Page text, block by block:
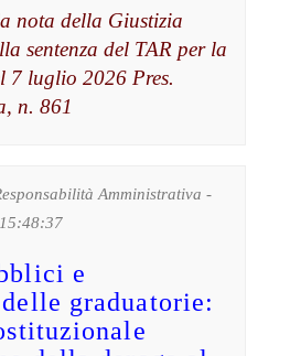
nota della Giustizia
sentenza del TAR per la
7 luglio 2026 Pres.
n. 861
Amministrativa -
e
graduatorie: